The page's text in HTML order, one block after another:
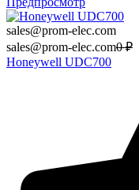
sales@prom-elec.com
sales@prom-elec.com0 ₽
Honeywell UDC700